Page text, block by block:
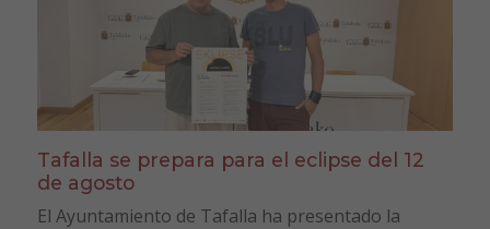
Tafalla se prepara para el eclipse del 12
de agosto
El Ayuntamiento de Tafalla ha presentado la